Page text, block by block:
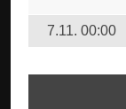
7.11. 00:00